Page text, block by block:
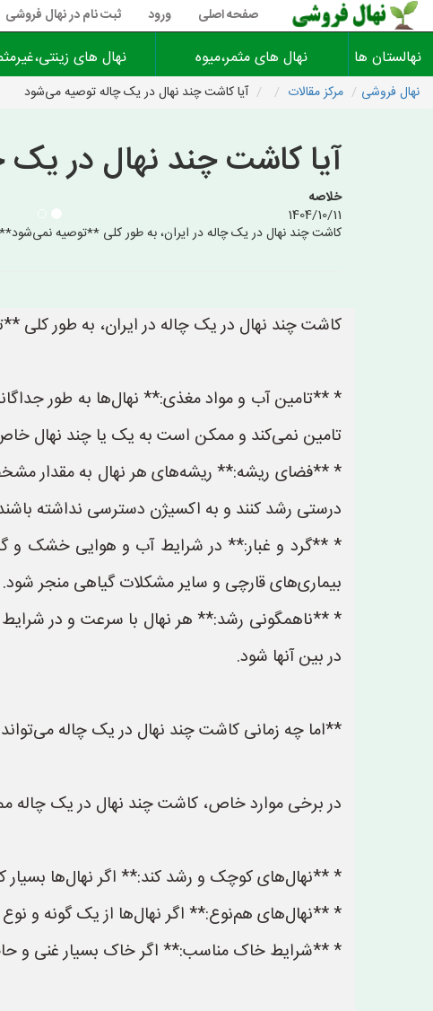
صفحه اصلی ورود ثبت نام در نهال فروشی
نهالستان ها نهال های مثمر،میوه نهال های
نهال فروشی مرکز مقالات آیا کاشت چند نهال در یک چاله توصیه می‌شود
آیا کاشت چند نهال در
خلاصه
1404/10/11
کاشت چند نهال در یک چاله در ایران، به طور کلی **توصیه
کاشت چند نهال در یک چاله در ایران، به طور کلی
* **تامین آب و مواد مغذی:** نهال‌ها به طور
تامین نمی‌کند و ممکن است به یک یا چند نهال
* **فضای ریشه:** ریشه‌های هر نهال به مقدار
درستی رشد کنند و به اکسیژن دسترسی نداشته
* **گرد و غبار:** در شرایط آب و هوایی خشک و
بیماری‌های قارچی و سایر مشکلات گیاهی منجر شود.
* **ناهمگونی رشد:** هر نهال با سرعت و در
در بین آنها شود.
**اما چه زمانی کاشت چند نهال در یک چاله
در برخی موارد خاص، کاشت چند نهال در یک چاله
* **نهال‌های کوچک و رشد کند:** اگر نهال‌ها
* **نهال‌های هم‌نوع:** اگر نهال‌ها از یک گونه و
* **شرایط خاک مناسب:** اگر خاک بسیار غنی و